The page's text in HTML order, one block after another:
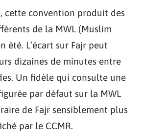
cette convention produit des
de la MWL (Muslim
été. L’écart sur Fajr peut
dizaines de minutes entre
Un fidèle qui consulte une
par défaut sur la MWL
de Fajr sensiblement plus
par le CCMR.